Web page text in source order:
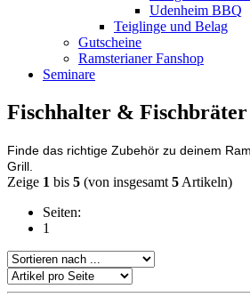
Udenheim BBQ
Teiglinge und Belag
Gutscheine
Ramsterianer Fanshop
Seminare
Fischhalter & Fischbräter
Finde das richtige Zubehör zu deinem
Grill.
Zeige 1 bis 5 (von insgesamt 5 Artikeln)
Seiten:
1